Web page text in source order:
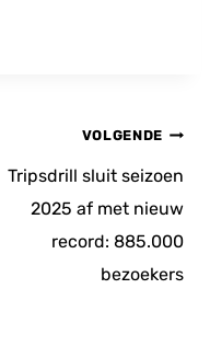
VOLGENDE
Tripsdrill sluit seizoen
2025 af met nieuw
record: 885.000
bezoekers